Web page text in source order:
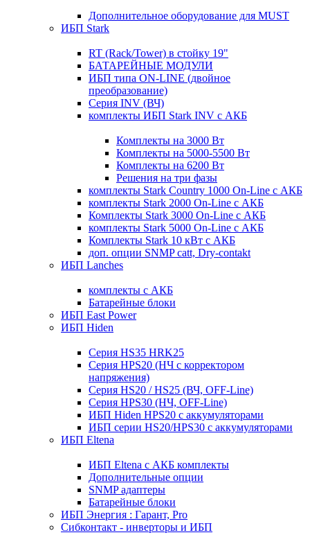
Дополнительное оборудование для MUST
ИБП Stark
RT (Rack/Tower) в стойку 19"
БАТАРЕЙНЫЕ МОДУЛИ
ИБП типа ON-LINE (двойное
преобразование)
Серия INV (ВЧ)
комплекты ИБП Stark INV с АКБ
Комплекты на 3000 Вт
Комплекты на 5000-5500 Вт
Комплекты на 6200 Вт
Решения на три фазы
комплекты Stark Country 1000 On-Line с АКБ
комплекты Stark 2000 On-Line с АКБ
Комплекты Stark 3000 On-Line с АКБ
комплекты Stark 5000 On-Line с АКБ
Комплекты Stark 10 кВт с АКБ
доп. опции SNMP catt, Dry-contakt
ИБП Lanches
комплекты с АКБ
Батарейные блоки
ИБП East Power
ИБП Hiden
Серия HS35 HRK25
Серия HPS20 (НЧ с корректором
напряжения)
Серия HS20 / HS25 (ВЧ, OFF-Line)
Серия HPS30 (НЧ, OFF-Line)
ИБП Hiden HPS20 с аккумуляторами
ИБП серии HS20/HPS30 с аккумуляторами
ИБП Eltena
ИБП Eltena с АКБ комплекты
Дополнительные опции
SNMP адаптеры
Батарейные блоки
ИБП Энергия : Гарант, Pro
Сибконтакт - инверторы и ИБП